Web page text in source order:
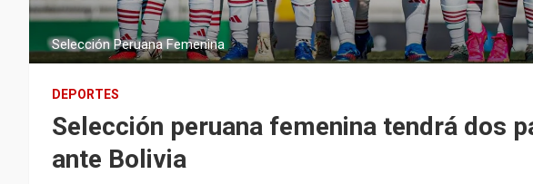
Selección Peruana Femenina
DEPORTES
Selección peruana femenina tendrá dos
ante Bolivia